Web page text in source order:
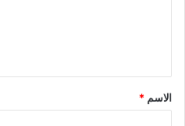
*
الاسم *